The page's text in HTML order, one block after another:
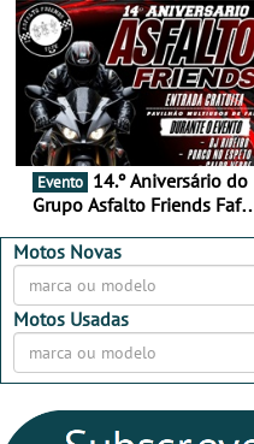
16 de agosto
Evento
Grupo Asfalto Friends Fafe,
2026
Motos Novas
Motos Usadas